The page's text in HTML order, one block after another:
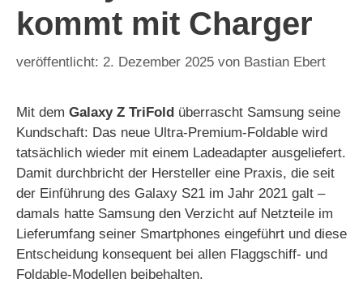
kommt mit Charger
2. Dezember 2025 von Bastian Ebert
Mit dem Galaxy Z TriFold überrascht Samsung seine
Kundschaft: Das neue Ultra-Premium-Foldable wird
tatsächlich wieder mit einem Ladeadapter ausgeliefert.
Damit durchbricht der Hersteller eine Praxis, die seit
der Einführung des Galaxy S21 im Jahr 2021 galt –
damals hatte Samsung den Verzicht auf Netzteile im
Lieferumfang seiner Smartphones eingeführt und diese
Entscheidung konsequent bei allen Flaggschiff- und
Foldable-Modellen beibehalten.